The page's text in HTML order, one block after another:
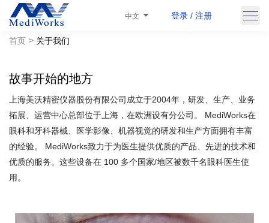
中文 登录 / 注册
首页 > 关于我们
故事开始的地方
上海美沃精密仪器股份有限公司成立于2004年，研发、生产、业务
拓展、运营中心总部位于上海，在欧洲设有分公司。 MediWorks在
眼科和牙科器械、医学影像、机器视觉的研发和生产方面拥有丰富
的经验。 MediWorks致力于为医生提供优质的产品、先进的技术和
优质的服务。这些设备在 100 多个国家/地区被数千名眼科医生使
用。